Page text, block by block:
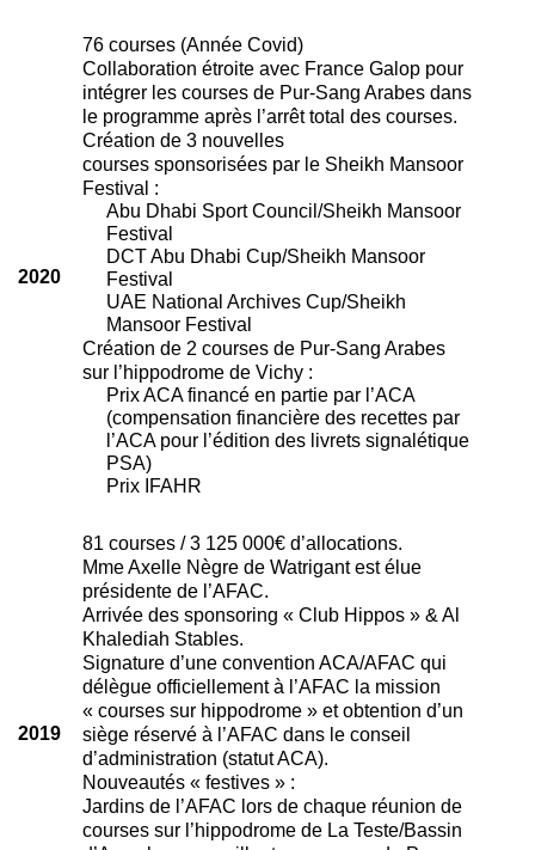
2020
76 courses (Année Covid)
Collaboration étroite avec France Galop pour
intégrer les courses de Pur-Sang Arabes dans
le programme après l’arrêt total des courses.
Création de 3 nouvelles
courses sponsorisées par le Sheikh Mansoor
Festival :
Abu Dhabi Sport Council/Sheikh Mansoor
Festival
DCT Abu Dhabi Cup/Sheikh Mansoor
Festival
UAE National Archives Cup/Sheikh
Mansoor Festival
Création de 2 courses de Pur-Sang Arabes
sur l’hippodrome de Vichy :
Prix ACA financé en partie par l’ACA
(compensation financière des recettes par
l’ACA pour l’édition des livrets signalétique
PSA)
Prix IFAHR
2019
81 courses / 3 125 000€ d’allocations.
Mme Axelle Nègre de Watrigant est élue
présidente de l’AFAC.
Arrivée des sponsoring « Club Hippos » & Al
Khalediah Stables.
Signature d’une convention ACA/AFAC qui
délègue officiellement à l’AFAC la mission
« courses sur hippodrome » et obtention d’un
siège réservé à l’AFAC dans le conseil
d’administration (statut ACA).
Nouveautés « festives » :
Jardins de l’AFAC lors de chaque réunion de
courses sur l’hippodrome de La Teste/Bassin